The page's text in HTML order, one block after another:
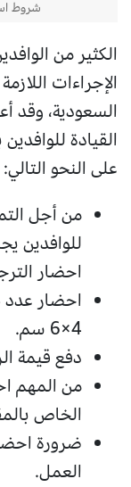
شروط
الكثير من
الإجراءات
السعودية، وقد
القيادة
على النحو التالي:
من أجل
للوافدين
احضار
4×6 سم.
دفع قيمة
من المهم
الخاص
ضرورة
العمل.